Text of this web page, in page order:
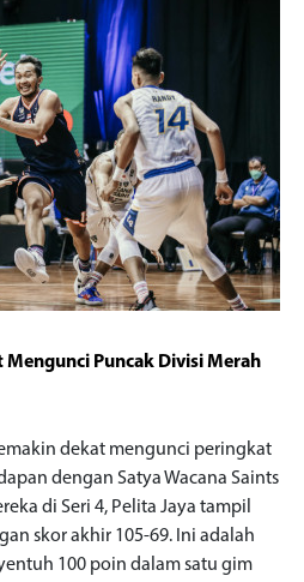
Mengunci Puncak Divisi Merah
dekat mengunci peringkat
dengan Satya Wacana Saints
di Seri 4, Pelita Jaya tampil
skor akhir 105-69. Ini adalah
100 poin dalam satu gim